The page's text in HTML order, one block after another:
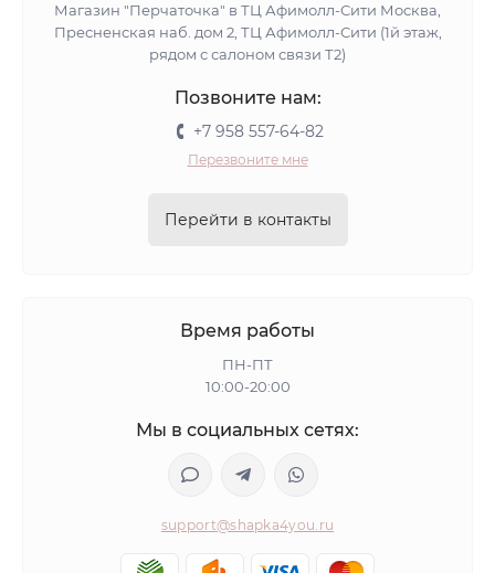
Магазин "Перчаточка" в ТЦ Афимолл-Сити Москва,
Пресненская наб. дом 2, ТЦ Афимолл-Сити (1й этаж,
рядом с салоном связи Т2)
Позвоните нам:
+7 958 557-64-82
Перезвоните мне
Перейти в контакты
Время работы
ПН-ПТ
10:00-20:00
Мы в социальных сетях:
support@shapka4you.ru